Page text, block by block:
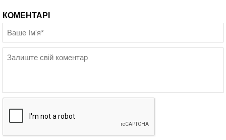
КОМЕНТАРІ